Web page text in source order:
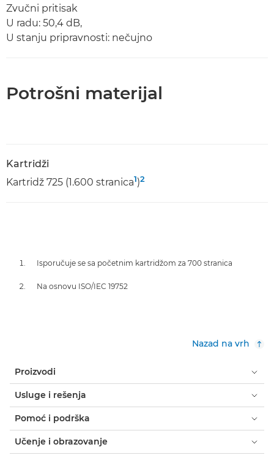
Zvučni pritisak
U radu: 50,4 dB,
U stanju pripravnosti: nečujno
Potrošni materijal
Kartridži
Kartridž 725 (1.600 stranica1)2
Isporučuje se sa početnim kartridžom za 700 stranica
Na osnovu ISO/IEC 19752
Nazad na vrh
Proizvodi
Usluge i rešenja
Pomoć i podrška
Učenje i obrazovanje